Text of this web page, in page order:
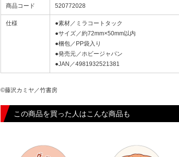
商品コード 520772028
仕様
●素材／ミラコートタック
●サイズ／約72mm×50mm以内
●梱包／PP袋入り
●発売元／ホビージャパン
●JAN／4981932521381
©藤沢カミヤ／竹書房
この商品を買った人はこんな商品も